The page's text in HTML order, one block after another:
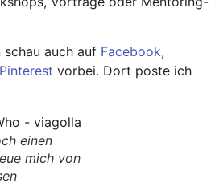
auch auf Facebook,
Pinterest vorbei. Dort poste ich
einen
mich von